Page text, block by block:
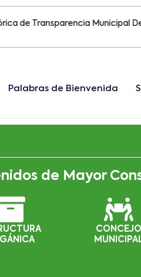
Municipal Desde
Palabras de Bienvenida
de Mayor
CONCEJO